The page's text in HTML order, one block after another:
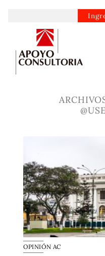
contenido
OPINIÓN AC